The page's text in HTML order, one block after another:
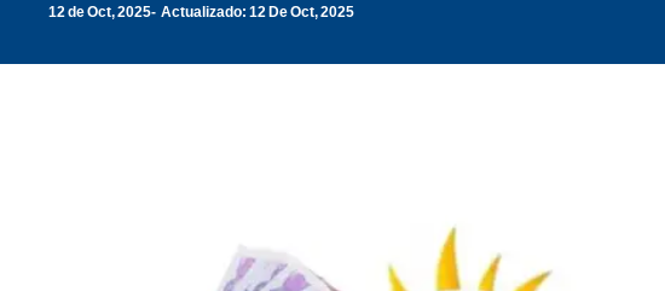
12 de Oct, 2025 Actualizado: 12 De Oct, 2025